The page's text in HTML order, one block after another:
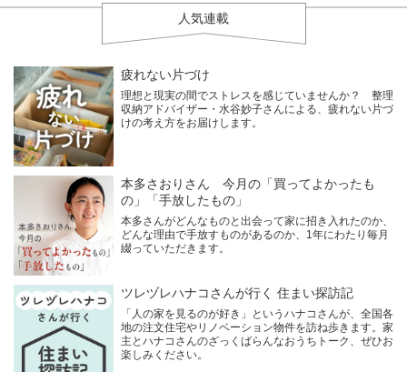
人気連載
疲れない片づけ
理想と現実の間でストレスを感じていませんか？ 整理
収納アドバイザー・水谷妙子さんによる、疲れない片づ
けの考え方をお届けします。
本多さおりさん 今月の「買ってよかったも
の」「手放したもの」
本多さんがどんなものと出会って家に招き入れたのか、
どんな理由で手放すものがあるのか、1年にわたり毎月
綴っていただきます。
ツレヅレハナコさんが行く 住まい探訪記
「人の家を見るのが好き」というハナコさんが、全国各
地の注文住宅やリノベーション物件を訪ね歩きます。家
主とハナコさんのざっくばらんなおうちトーク、ぜひお
楽しみください。